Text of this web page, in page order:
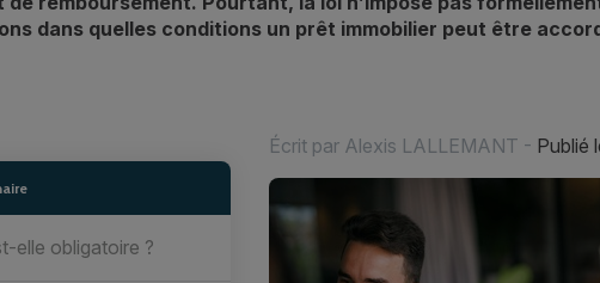
dans quelles conditions un prêt immobilier peut être
elle obligatoire ?
Écrit par Alexis LALLEMANT - Publié